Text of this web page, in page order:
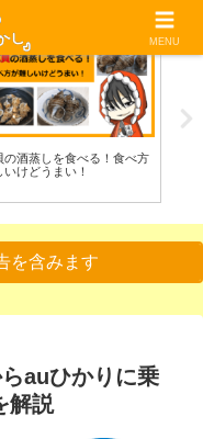
べる
の酒蒸しを食べる！食べ方
いけどうまい！
を含みます
auひかりに乗
解説
MENU